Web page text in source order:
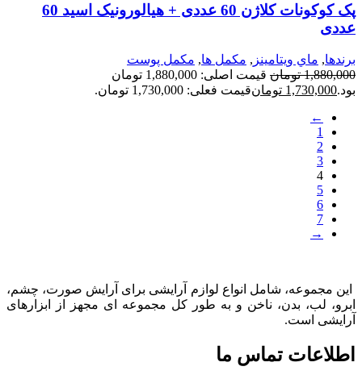
پک کوکونات کلاژن 60 عددی + هیالورونیک اسید 60
عددی
برندها, ماي ويتامينز , مكمل ها, مکمل پوست
1,880,000 تومان
قیمت اصلی: 1,880,000 تومان
بود.1,730,000 تومانقیمت فعلی: 1,730,000 تومان.
←
1
2
3
4
5
6
7
→
این مجموعه، شامل انواع لوازم آرایشی برای آرایش صورت، چشم،
ابرو، لب، بدن، ناخن و به طور کل مجموعه ای مجهز از ابزارهای
آرایشی است.
اطلاعات تماس ما